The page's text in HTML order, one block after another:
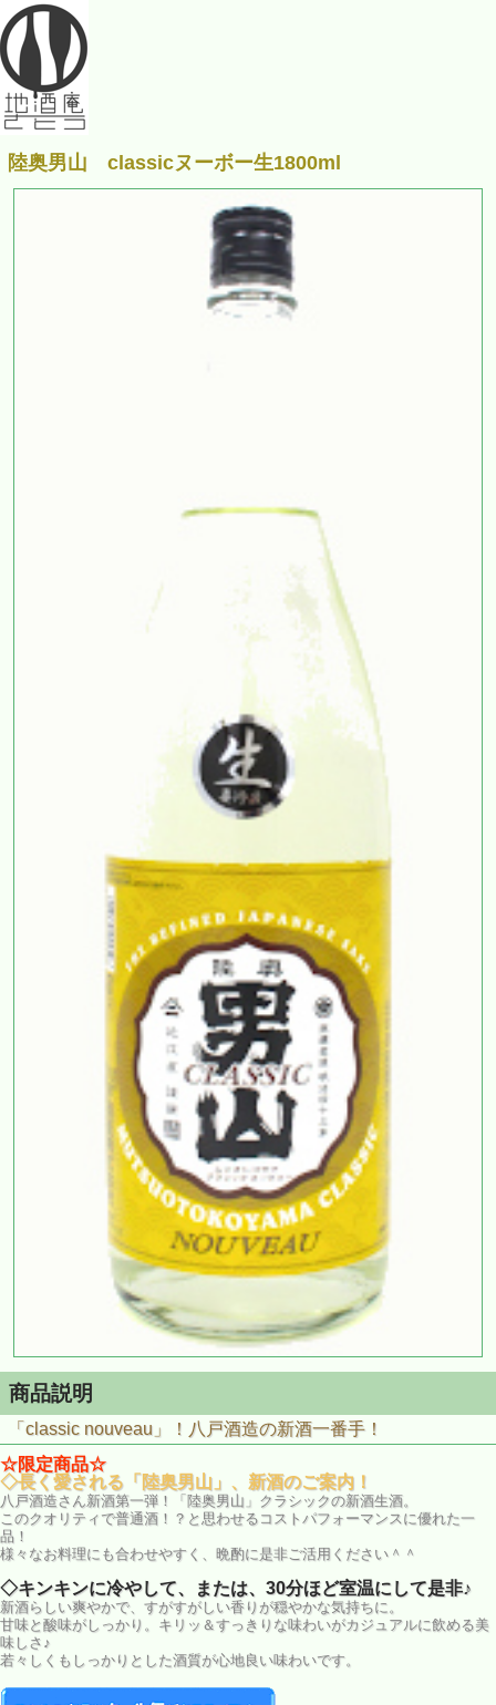
陸奥男山 classicヌーボー生1800ml
商品説明
「classic nouveau」！八戸酒造の新酒一番手！
☆限定商品☆
◇長く愛される「陸奥男山」、新酒のご案内！
八戸酒造さん新酒第一弾！「陸奥男山」クラシックの新酒生酒。
このクオリティで普通酒！？と思わせるコストパフォーマンスに優れた一
品！
様々なお料理にも合わせやすく、晩酌に是非ご活用ください＾＾
◇キンキンに冷やして、または、30分ほど室温にして是非♪
新酒らしい爽やかで、すがすがしい香りが穏やかな気持ちに。
甘味と酸味がしっかり。キリッ＆すっきりな味わいがカジュアルに飲める美
味しさ♪
若々しくもしっかりとした酒質が心地良い味わいです。